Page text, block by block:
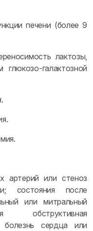
печени (более 9
лактозы,
галактозной
артерий или стеноз
состояния после
или митральный
обструктивная
болезнь сердца или